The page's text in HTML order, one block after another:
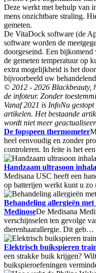
Deze werkt met behulp van
mens onzichtbare straling.
gemeten.
De VitaDock software (de
software worden de
doorgeseind. Een
de gemeten temperatuur op
extra mogelijkheid is het
bijvoorbeeld uw
© 2012 - 2026 Blackbeauty,
de infoteur. Zonder
Vanaf 2021 is InfoNu
artikelen. Het bestaande
wordt niet meer
De fopspeen thermometer
heel eenvoudig en zonder
controleren. In feite is het
Handzaam ultrasoon
Medisana USC heeft een
op batterijen werkt kunt u
Behandeling allergieën
MedinoseDe Medisana
verschijnselen ten gevolge
dierenhaarallergie. Dit geb…
Elektrisch buikspieren
een strakke buik krijgen?
buikspieroefeningen